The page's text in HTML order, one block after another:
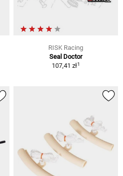
RISK Racing
Seal Doctor
107,41 zł1